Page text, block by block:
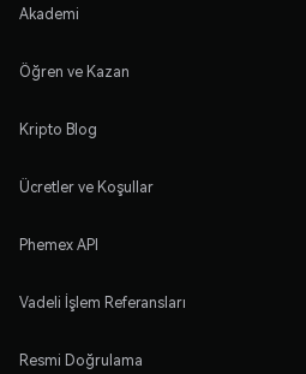
Akademi
Öğren ve Kazan
Kripto Blog
Ücretler ve Koşullar
Phemex API
Vadeli İşlem Referansları
Resmi Doğrulama